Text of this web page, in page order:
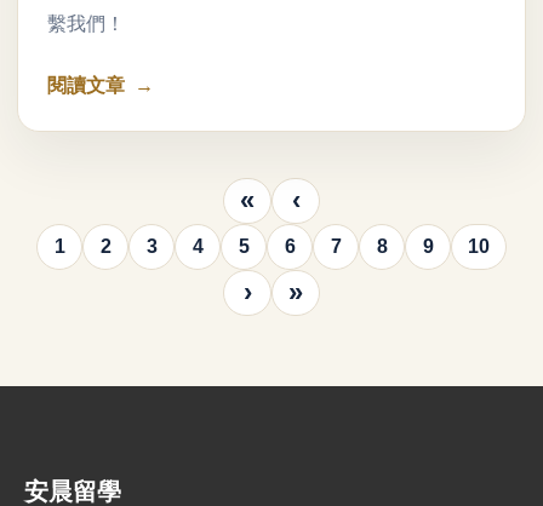
繫我們！
閱讀文章
« ‹
1 2 3 4 5 6 7 8 9 10
› »
安晨留學